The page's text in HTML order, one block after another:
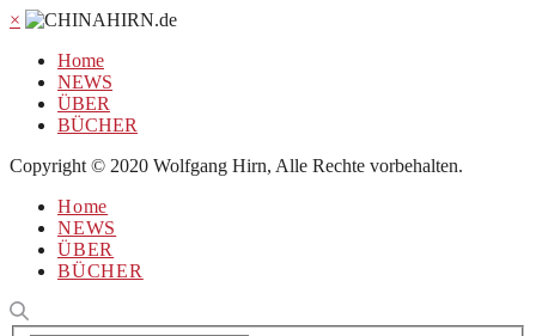
×
Home
NEWS
ÜBER
BÜCHER
Copyright © 2020 Wolfgang Hirn, Alle Rechte vorbehalten.
Home
NEWS
ÜBER
BÜCHER